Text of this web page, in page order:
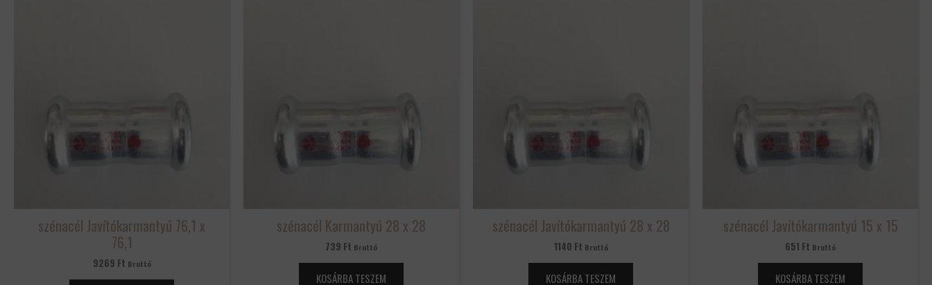
szénacél Javítókarmantyú 76,1 x
76,1
9269 Ft Bruttó
szénacél Karmantyú 28 x 28
739 Ft Bruttó
KOSÁRBA TESZEM
szénacél Javítókarmantyú 28 x 28
1140 Ft Bruttó
KOSÁRBA TESZEM
szénacél Javítókarmantyú 15 x 15
651 Ft Bruttó
KOSÁRBA TESZEM